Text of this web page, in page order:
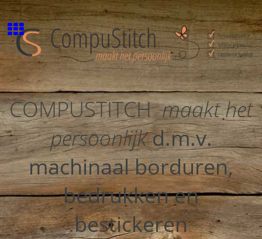
COMPUSTITCHmaakt het
persoonlijkd.m.v.
machinaal borduren,
bedrukken en
bestickeren